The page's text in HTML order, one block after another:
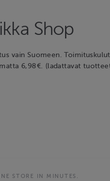
Shop
vain Suomeen.
6,98€. (ladattavat
STORE IN MINUTES.